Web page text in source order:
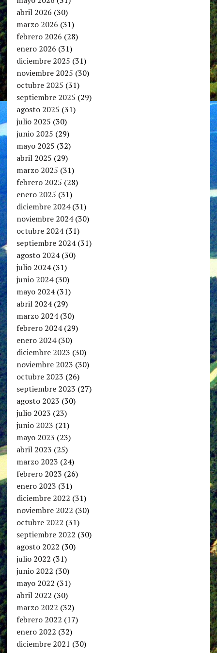
abril 2026 (30)
marzo 2026 (31)
febrero 2026 (28)
enero 2026 (31)
diciembre 2025 (31)
noviembre 2025 (30)
octubre 2025 (31)
septiembre 2025 (29)
agosto 2025 (31)
julio 2025 (30)
junio 2025 (29)
mayo 2025 (32)
abril 2025 (29)
marzo 2025 (31)
febrero 2025 (28)
enero 2025 (31)
diciembre 2024(31)
noviembre 2024(30)
octubre 2024(31)
septiembre 2024(31)
agosto 2024(30)
julio 2024(31)
junio 2024(30)
mayo 2024(31)
abril 2024(29)
marzo 2024(30)
febrero 2024(29)
enero 2024(30)
diciembre 2023 (30)
noviembre 2023 (30)
octubre 2023 (26)
septiembre 2023 (27)
agosto 2023 (30)
julio 2023 (23)
junio 2023 (21)
mayo 2023 (23)
abril 2023 (25)
marzo 2023 (24)
febrero 2023 (26)
enero 2023 (31)
diciembre 2022 (31)
noviembre 2022 (30)
octubre 2022 (31)
septiembre 2022 (30)
agosto 2022 (30)
julio 2022 (31)
junio 2022 (30)
mayo 2022 (31)
abril 2022 (30)
marzo 2022 (32)
febrero 2022 (17)
enero 2022 (32)
diciembre 2021 (30)